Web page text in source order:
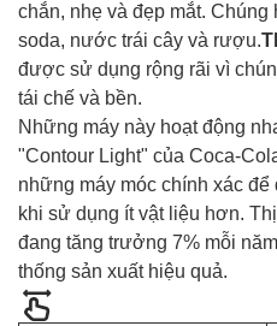
chắn, nhẹ và đẹp mắt.
soda, nước trái cây và rượu.
được sử dụng rộng rãi vì
tái chế và bền.
Những máy này hoạt động
"Contour Light" của Coca-
những máy móc chính xác
khi sử dụng ít vật liệu hơn.
đang tăng trưởng 7% mỗi
thống sản xuất hiệu quả.